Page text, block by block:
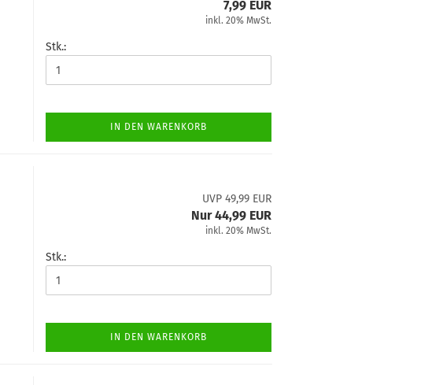
7,99 EUR
inkl. 20% MwSt.
Stk.:
IN DEN WARENKORB
UVP 49,99 EUR
Nur 44,99 EUR
inkl. 20% MwSt.
Stk.:
IN DEN WARENKORB